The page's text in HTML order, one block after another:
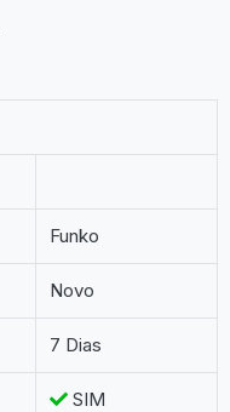
Funko
Novo
7 Dias
SIM